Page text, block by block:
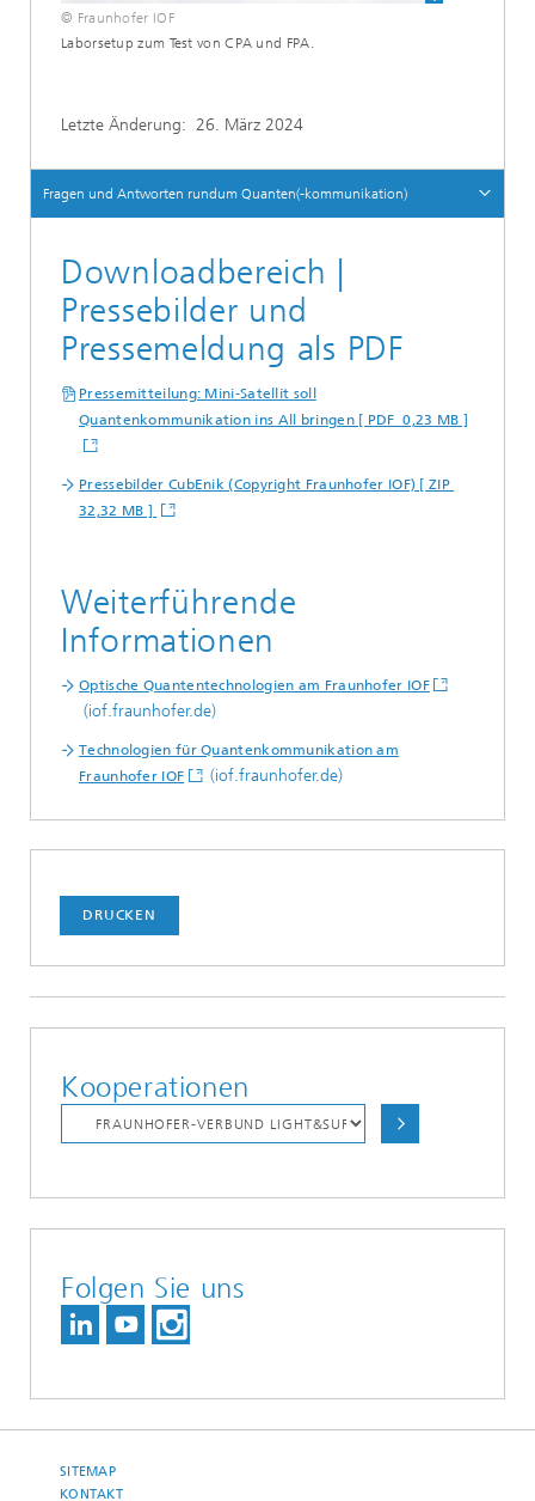
© Fraunhofer IOF
Laborsetup zum Test von CPA und FPA.
Letzte Änderung: 26. März 2024
Fragen und Antworten rundum Quanten(-kommunikation)
Downloadbereich |
Pressebilder und
Pressemeldung als PDF
Pressemitteilung: Mini-Satellit soll
Quantenkommunikation ins All bringen [ PDF 0,23 MB ]
Pressebilder CubEnik (Copyright Fraunhofer IOF) [ ZIP
32,32 MB ]
Weiterführende
Informationen
Optische Quantentechnologien am Fraunhofer IOF
(iof.fraunhofer.de)
Technologien für Quantenkommunikation am
Fraunhofer IOF
(iof.fraunhofer.de)
DRUCKEN
Kooperationen
Folgen Sie uns
SITEMAP
KONTAKT